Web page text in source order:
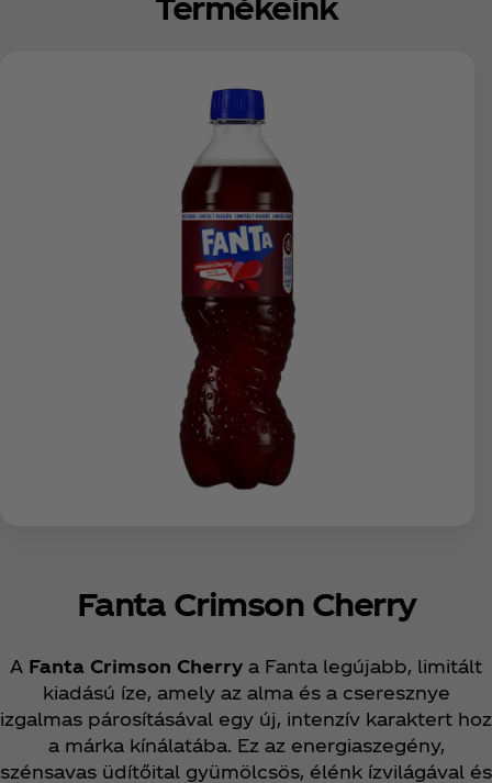
Fanta Crimson Cherry
A Fanta Crimson Cherry a Fanta legújabb, limitált
kiadású íze, amely az alma és a cseresznye
izgalmas párosításával egy új, intenzív karaktert hoz
a márka kínálatába. Ez az energiaszegény,
szénsavas üdítőital gyümölcsös, élénk ízvilágával és